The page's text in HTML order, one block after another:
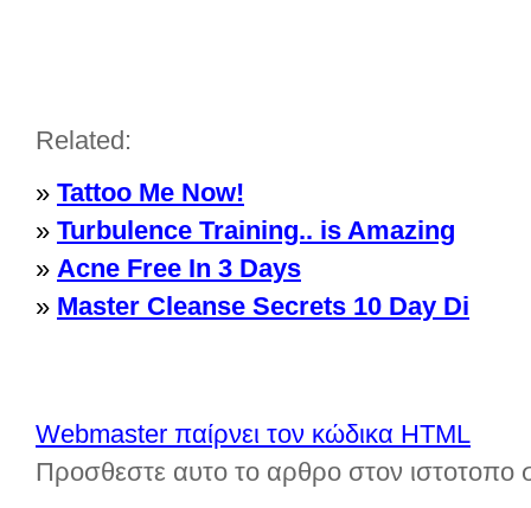
Related:
» Tattoo Me Now!
» Turbulence Training.. is Amazing
» Acne Free In 3 Days
» Master Cleanse Secrets 10 Day Di
Webmaster παίρνει τον κώδικα HTML
Προσθεστε αυτο το αρθρο στον ιστοτοπο